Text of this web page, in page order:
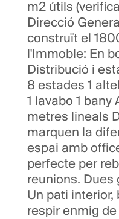
m2 útils
Direcció
construït el
l'Immoble: En
Distribució i
8 estades 1
1 lavabo 1 bany
metres lineals
marquen la
espai amb
perfecte per
reunions. Dues
Un pati interior,
respir enmig